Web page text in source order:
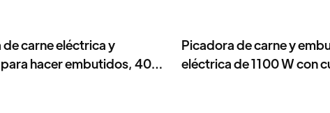
carne eléctrica y
hacer embutidos, 400
Picadora de carne y
eléctrica de 1100 W con